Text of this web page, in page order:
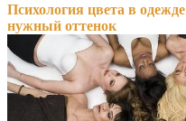
Психология цвета в
нужный оттенок